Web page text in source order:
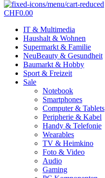
CHF0.00
IT & Multimedia
Haushalt & Wohnen
Supermarkt & Familie
NeuBeauty & Gesundheit
Baumarkt & Hobby
Sport & Freizeit
Sale
Notebook
Smartphones
Computer & Tablets
Peripherie & Kabel
Handy & Telefonie
Wearables
TV & Heimkino
Foto & Video
Audio
Gaming